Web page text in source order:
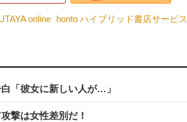
online honto ハイブリッド書店サービス
「彼女に新しい人が…」
撃は女性差別だ！